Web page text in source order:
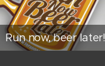
Run now, beer later!